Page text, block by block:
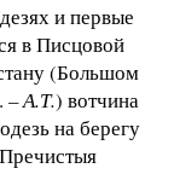
и первые
в Писцовой
(Большом
– А.Т.) вотчина
на берегу